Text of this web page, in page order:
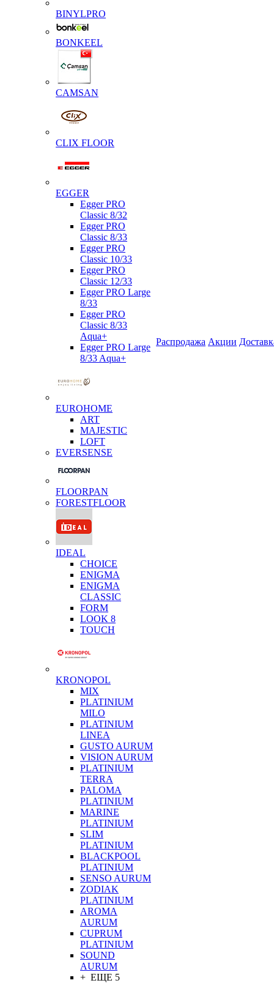
BINYLPRO
BONKEEL
CAMSAN
CLIX FLOOR
EGGER
Egger PRO
Classic 8/32
Egger PRO
Classic 8/33
Egger PRO
Classic 10/33
Egger PRO
Classic 12/33
Egger PRO Large
8/33
Egger PRO
Classic 8/33
Aqua+
Egger PRO Large
8/33 Aqua+
EUROHOME
ART
MAJESTIC
LOFT
EVERSENSE
FLOORPAN
FORESTFLOOR
IDEAL
CHOICE
ENIGMA
ENIGMA
CLASSIC
FORM
LOOK 8
TOUCH
KRONOPOL
MIX
PLATINIUM
MILO
PLATINIUM
LINEA
GUSTO AURUM
VISION AURUM
PLATINIUM
TERRA
PALOMA
PLATINIUM
MARINE
PLATINIUM
SLIM
PLATINIUM
BLACKPOOL
PLATINIUM
SENSO AURUM
ZODIAK
PLATINIUM
AROMA
AURUM
CUPRUM
PLATINIUM
SOUND
AURUM
+ ЕЩЕ 5
Распродажа Акции